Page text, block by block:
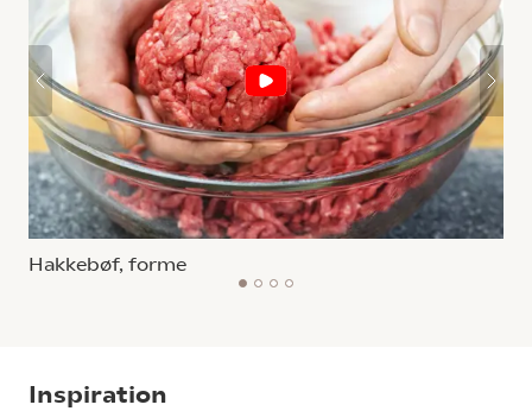
Hakkebøf, forme
1 2 3 4
Inspiration